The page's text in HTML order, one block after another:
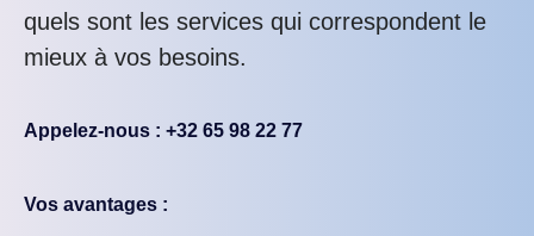
quels sont les services qui correspondent le
mieux à vos besoins.
Appelez-nous : +32 65 98 22 77
Vos avantages :